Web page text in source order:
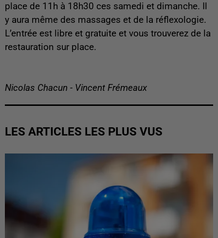
place de 11h à 18h30 ces samedi et dimanche. Il
y aura même des massages et de la réflexologie.
L’entrée est libre et gratuite et vous trouverez de la
restauration sur place.
Nicolas Chacun - Vincent Frémeaux
LES ARTICLES LES PLUS VUS